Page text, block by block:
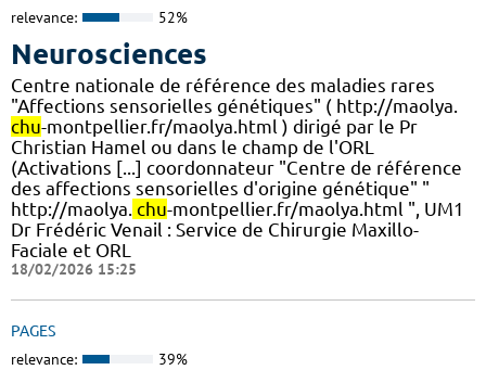
relevance: 52%
Neurosciences
Centre nationale de référence des maladies rares
"Affections sensorielles génétiques" ( http://maolya.
chu-montpellier.fr/maolya.html ) dirigé par le Pr
Christian Hamel ou dans le champ de l'ORL
(Activations [...] coordonnateur "Centre de référence
des affections sensorielles d'origine génétique" "
http://maolya. chu-montpellier.fr/maolya.html ", UM1
Dr Frédéric Venail : Service de Chirurgie Maxillo-
Faciale et ORL
18/02/2026 15:25
PAGES
relevance: 39%